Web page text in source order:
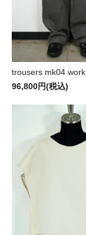
trousers mk04 work
96,800円(税込)